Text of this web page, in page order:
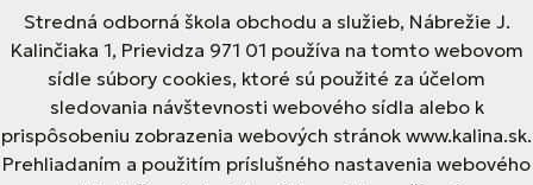
Stredná odborná škola obchodu a služieb, Nábrežie J.
Kalinčiaka 1, Prievidza 971 01 používa na tomto webovom
sídle súbory cookies, ktoré sú použité za účelom
sledovania návštevnosti webového sídla alebo k
prispôsobeniu zobrazenia webových stránok www.kalina.sk.
Prehliadaním a použitím príslušného nastavenia webového